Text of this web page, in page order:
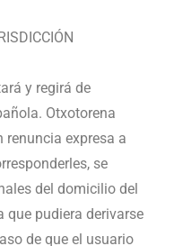
y regirá de
Otxotorena
renuncia expresa a
se
del domicilio del
que pudiera derivarse
de que el usuario